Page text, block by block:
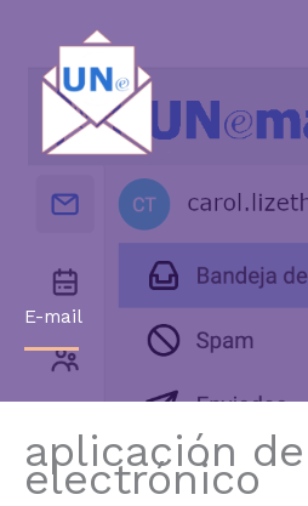
content
E-mail
aplicación
electrónico